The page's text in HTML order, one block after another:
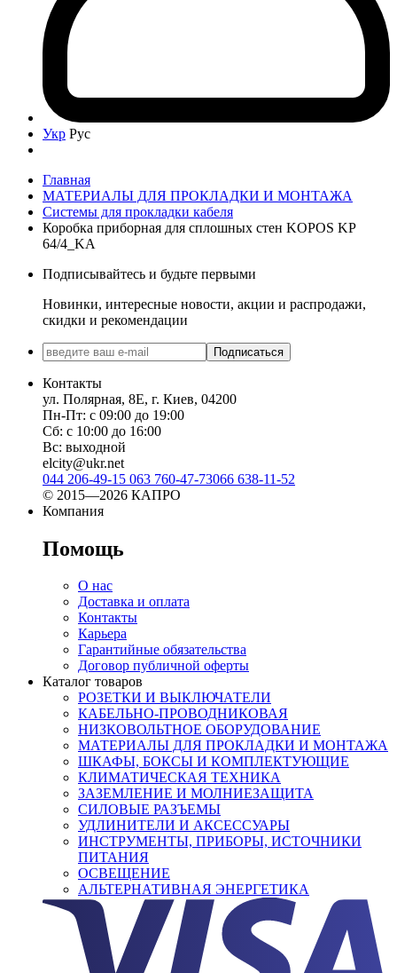
Укр Рус
Главная
МАТЕРИАЛЫ ДЛЯ ПРОКЛАДКИ И МОНТАЖА
Системы для прокладки кабеля
Коробка приборная для сплошных стен KOPOS KP
64/4_KA
Подписывайтесь и будьте первыми
Новинки, интересные новости, акции и распродажи,
скидки и рекомендации
Подписаться
Контакты
ул. Полярная, 8Е, г. Киев, 04200
Пн-Пт: с 09:00 до 19:00
Сб: с 10:00 до 16:00
Вс: выходной
elcity@ukr.net
044 206-49-15 063 760-47-73066 638-11-52
© 2015—2026 КАПРО
Компания
Помощь
О нас
Доставка и оплата
Контакты
Карьера
Гарантийные обязательства
Договор публичной оферты
Каталог товаров
РОЗЕТКИ И ВЫКЛЮЧАТЕЛИ
КАБЕЛЬНО-ПРОВОДНИКОВАЯ
НИЗКОВОЛЬТНОЕ ОБОРУДОВАНИЕ
МАТЕРИАЛЫ ДЛЯ ПРОКЛАДКИ И МОНТАЖА
ШКАФЫ, БОКСЫ И КОМПЛЕКТУЮЩИЕ
КЛИМАТИЧЕСКАЯ ТЕХНИКА
ЗАЗЕМЛЕНИЕ И МОЛНИЕЗАЩИТА
СИЛОВЫЕ РАЗЪЕМЫ
УДЛИНИТЕЛИ И АКСЕССУАРЫ
ИНСТРУМЕНТЫ, ПРИБОРЫ, ИСТОЧНИКИ
ПИТАНИЯ
ОСВЕЩЕНИЕ
АЛЬТЕРНАТИВНАЯ ЭНЕРГЕТИКА